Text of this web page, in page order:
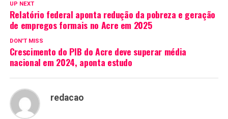
UP NEXT
Relatório federal aponta redução da pobreza e geração
de empregos formais no Acre em 2025
DON'T MISS
Crescimento do PIB do Acre deve superar média
nacional em 2024, aponta estudo
redacao